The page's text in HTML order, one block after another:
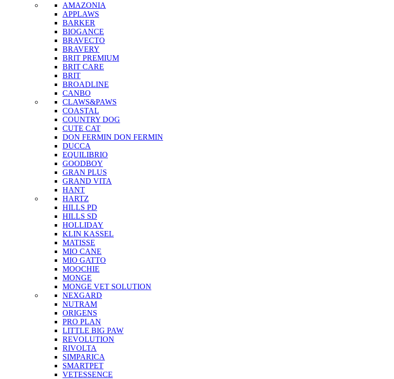
AMAZONIA
APPLAWS
BARKER
BIOGANCE
BRAVECTO
BRAVERY
BRIT PREMIUM
BRIT CARE
BRIT
BROADLINE
CANBO
CLAWS&PAWS
COASTAL
COUNTRY DOG
CUTE CAT
DON FERMIN DON FERMIN
DUCCA
EQUILIBRIO
GOODBOY
GRAN PLUS
GRAND VITA
HANT
HARTZ
HILLS PD
HILLS SD
HOLLIDAY
KLIN KASSEL
MATISSE
MIO CANE
MIO GATTO
MOOCHIE
MONGE
MONGE VET SOLUTION
NEXGARD
NUTRAM
ORIGENS
PRO PLAN
LITTLE BIG PAW
REVOLUTION
RIVOLTA
SIMPARICA
SMARTPET
VETESSENCE